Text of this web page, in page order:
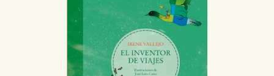
Estas cookies son necesarias para que nuestro sitio
web funcione y no es posible deshabilitarlas desde
nuestro sistema. Es posible hacerlo desde el
navegador, pero en ese caso es posible que algunas
áreas de nuestra web dejen de funcionar
correctamente.
Cookies de rendimiento y analíticas